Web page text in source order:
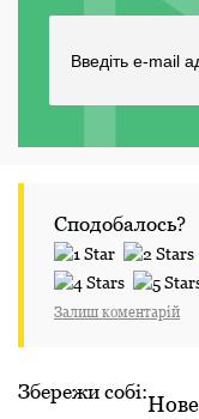
Сподобалось?
Залиш коментарій
Збережи собі:Нове